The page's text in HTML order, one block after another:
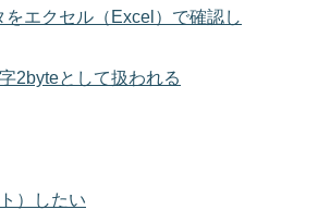
エクセル（Excel）で確認し
2byteとして扱われる
）したい